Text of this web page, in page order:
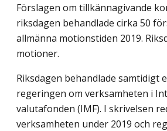
Förslagen om tillkännagivande
riksdagen behandlade cirka 50
allmänna motionstiden 2019.
motioner.
Riksdagen behandlade samtidigt
regeringen om verksamheten i
valutafonden (IMF). I skrivelsen
verksamheten under 2019 och